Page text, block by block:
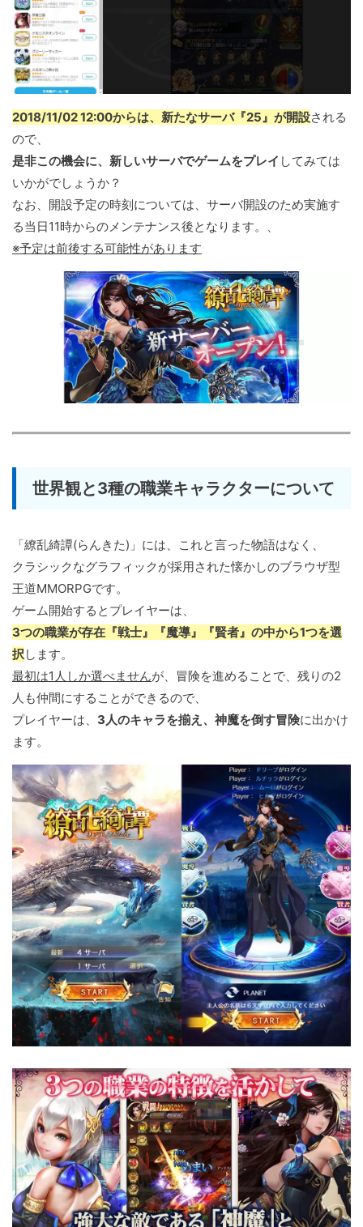
2018/11/02 12:00からは、新たなサーバ『25』が開設される
ので、
是非この機会に、新しいサーバでゲームをプレイ してみては
いかがでしょうか？
なお、開設予定の時刻については、サーバ開設のため実施す
る当日11時からのメンテナンス後となります。、
※予定は前後する可能性があります
世界観と3種の職業キャラクターについて
「繚乱綺譚(らんきた)」には、これと言った物語はなく、
クラシックなグラフィックが採用された懐かしのブラウザ型
王道MMORPGです。
ゲーム開始するとプレイヤーは、
3つの職業が存在『戦士』『魔導』『賢者』の中から1つを選
択 します。
最初は1人しか選べませんが、冒険を進めることで、残りの2
人も仲間にすることができるので、
プレイヤーは、 3人のキャラを揃え、神魔を倒す冒険に出かけ
ます。